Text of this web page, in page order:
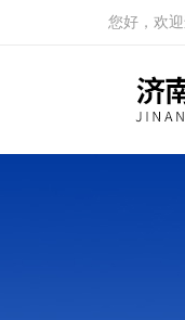
您好，欢